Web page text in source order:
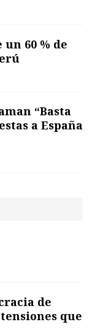
60 % de
“Basta
a España
de
que